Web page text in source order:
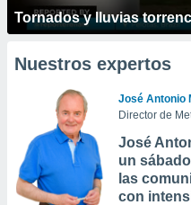
Tornados y lluvias
Nuestros expertos
José Antonio
Director de
José
un
las
con